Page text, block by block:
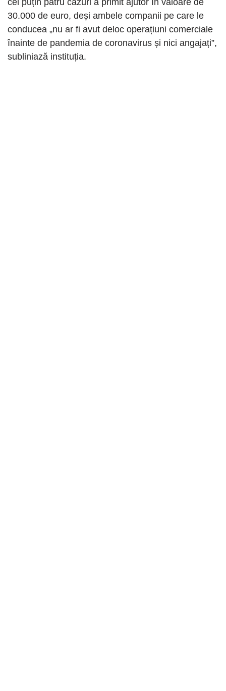
cel puțin patru cazuri a primit ajutor în valoare de
30.000 de euro, deși ambele companii pe care le
conducea „nu ar fi avut deloc operațiuni comerciale
înainte de pandemia de coronavirus și nici angajați”,
subliniază instituția.